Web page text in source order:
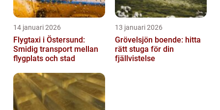
14 januari 2026
Flygtaxi i Östersund:
Smidig transport mellan
flygplats och stad
13 januari 2026
Grövelsjön boende: hitta
rätt stuga för din
fjällvistelse